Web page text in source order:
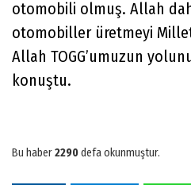
otomobili olmuş. Allah
otomobiller üretmeyi
Allah TOGG’umuzun
konuştu.
Bu haber2290defa okunmuştur.